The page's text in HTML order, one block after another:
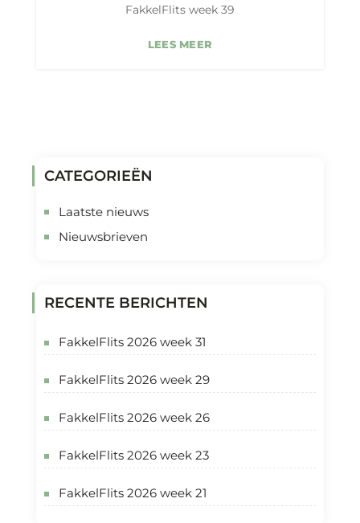
FakkelFlits week 39
LEES MEER
CATEGORIEËN
Laatste nieuws
Nieuwsbrieven
RECENTE BERICHTEN
FakkelFlits 2026 week 31
FakkelFlits 2026 week 29
FakkelFlits 2026 week 26
FakkelFlits 2026 week 23
FakkelFlits 2026 week 21